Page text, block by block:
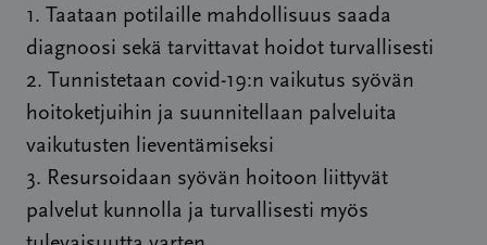
1. Taataan potilaille mahdollisuus saada
diagnoosi sekä tarvittavat hoidot turvallisesti
2. Tunnistetaan covid-19:n vaikutus syövän
hoitoketjuihin ja suunnitellaan palveluita
vaikutusten lieventämiseksi
3. Resursoidaan syövän hoitoon liittyvät
palvelut kunnolla ja turvallisesti myös